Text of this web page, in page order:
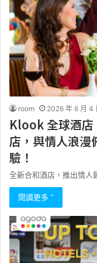
room 2026 年 6 月 4
Klook 全球酒店
店，與情人浪漫
驗！
全新合和酒店，推出情人
閱讀更多 ”